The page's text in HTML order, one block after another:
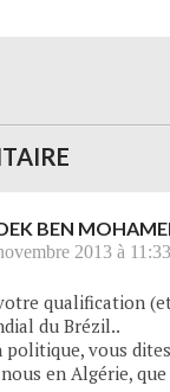
BEN
2013 à 11:33
qualification
du Brézil..
politique, vous
en Algérie,